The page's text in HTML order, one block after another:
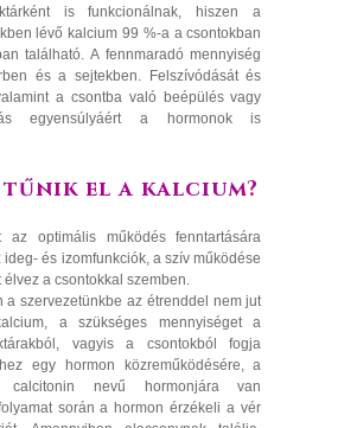
is funkcionálnak, hiszen a
lévő kalcium 99 %-a a csontokban
található. A fennmaradó mennyiség
és a sejtekben. Felszívódását és
a csontba való beépülés vagy
egyensúlyáért a hormonok is
el a kalcium?
az optimális működés fenntartására
ideg- és izomfunkciók, a szív működése
a csontokkal szemben.
a szervezetünkbe az étrenddel nem jut
a szükséges mennyiséget a
vagyis a csontokból fogja
egy hormon közreműködésére, a
calcitonin nevű hormonjára van
során a hormon érzékeli a vér